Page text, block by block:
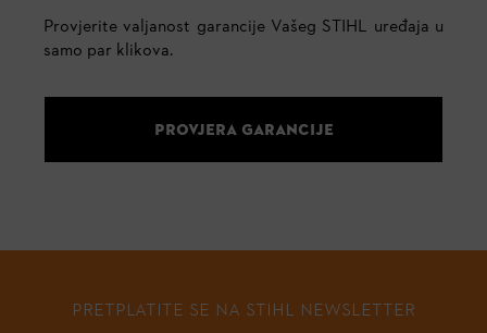
Provjerite valjanost garancije Vašeg STIHL uređaja u
samo par klikova.
PROVJERA GARANCIJE
PRETPLATITE SE NA STIHL NEWSLETTER